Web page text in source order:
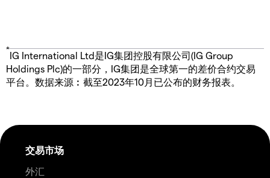
*
IG International Ltd是IG集团控股有限公司(IG Group
Holdings Plc)的一部分，IG集团是全球第一的差价合约交易
平台。数据来源︰截至2023年10月已公布的财务报表。
交易市场
外汇